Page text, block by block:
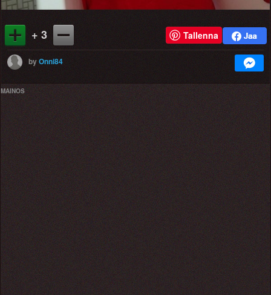
+ 3 Tallenna
byOnni84
MAINOS